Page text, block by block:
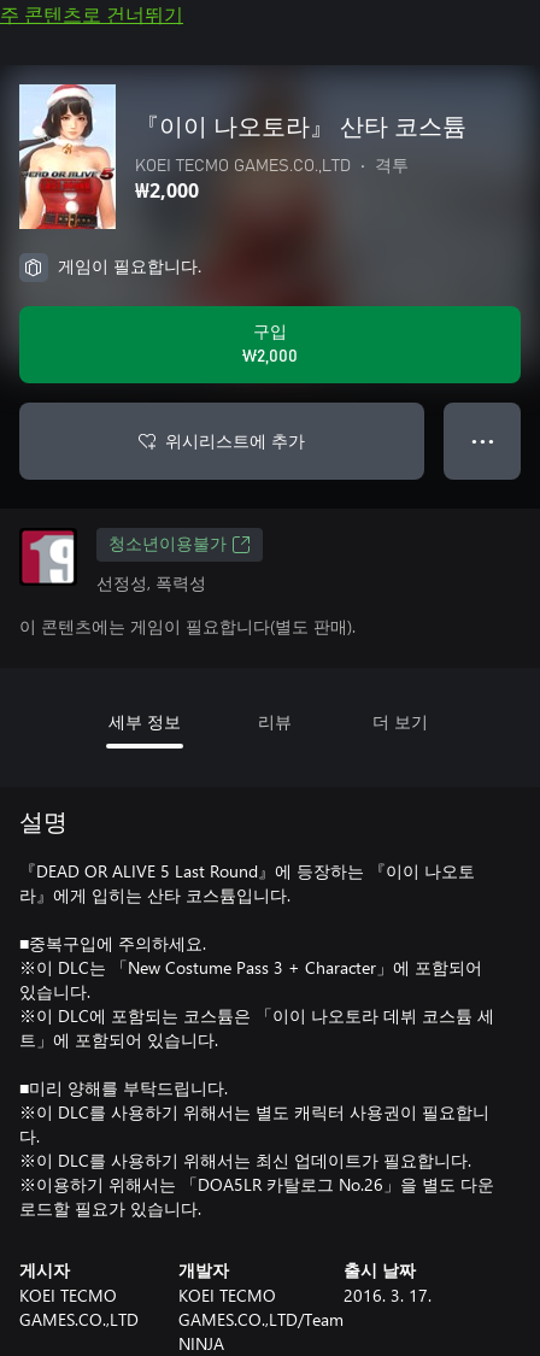
주 콘텐츠로 건너뛰기
『이이 나오토라』 산타 코스튬
KOEI TECMO GAMES.CO.,LTD • 격투
₩2,000
게임이 필요합니다.
구입
₩2,000
위시리스트에 추가 ● ● ●
청소년이용불가
선정성, 폭력성
이 콘텐츠에는 게임이 필요합니다(별도 판매).
세부 정보 리뷰 더 보기
설명
『DEAD OR ALIVE 5 Last Round』에 등장하는 『이이 나오토
라』에게 입히는 산타 코스튬입니다.
■중복구입에 주의하세요.
※이 DLC는 「New Costume Pass 3 + Character」에 포함되어
있습니다.
※이 DLC에 포함되는 코스튬은 「이이 나오토라 데뷔 코스튬 세
트」에 포함되어 있습니다.
■미리 양해를 부탁드립니다.
※이 DLC를 사용하기 위해서는 별도 캐릭터 사용권이 필요합니
다.
※이 DLC를 사용하기 위해서는 최신 업데이트가 필요합니다.
※이용하기 위해서는 「DOA5LR 카탈로그 No.26」을 별도 다운
로드할 필요가 있습니다.
게시자
KOEI TECMO
GAMES.CO.,LTD
개발자
KOEI TECMO
GAMES.CO.,LTD/Team
NINJA
출시 날짜
2016. 3. 17.